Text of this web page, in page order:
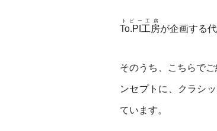
To.PI工房
トピー工房
が企画する
そのうち、こちらで
ンセプトに、クラシ
ています。